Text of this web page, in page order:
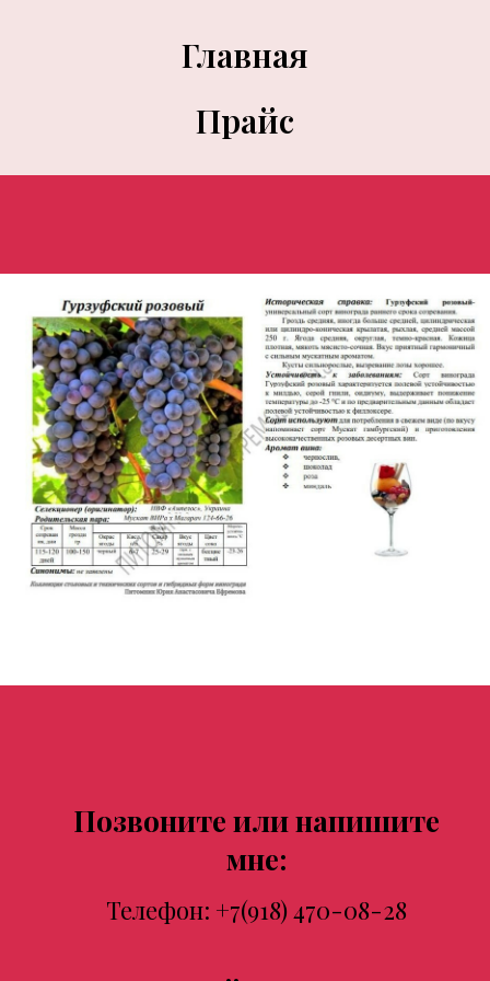
Главная
Прайс
Позвоните или напишите
мне:
Телефон: +7(918) 470-08-28